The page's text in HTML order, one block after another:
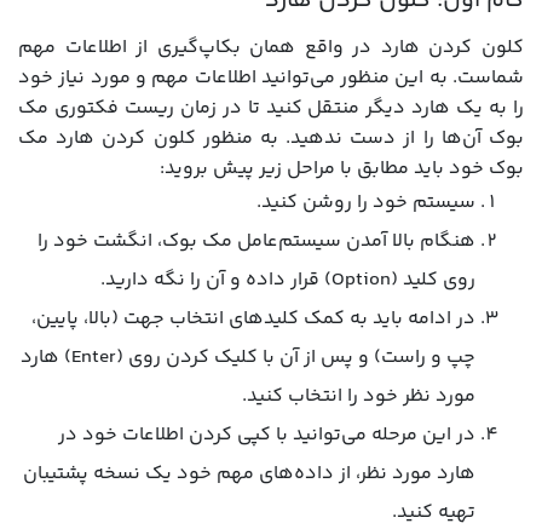
کلون کردن هارد در واقع همان بکاپ‌گیری از اطلاعات مهم
شماست. به این منظور می‌توانید اطلاعات مهم و مورد نیاز خود
را به یک هارد دیگر منتقل کنید تا در زمان ریست فکتوری مک
بوک آن‌ها را از دست ندهید. به منظور کلون کردن هارد مک
بوک خود باید مطابق با مراحل زیر پیش بروید:
سیستم خود را روشن کنید.
هنگام بالا آمدن سیستم‌عامل مک بوک، انگشت خود را
روی کلید (Option) قرار داده و آن را نگه دارید.
در ادامه باید به کمک کلیدهای انتخاب جهت (بالا، پایین،
چپ و راست) و پس از آن با کلیک کردن روی (Enter) هارد
مورد نظر خود را انتخاب کنید.
در این مرحله می‌توانید با کپی کردن اطلاعات خود در
هارد مورد نظر، از داده‌های مهم خود یک نسخه پشتیبان
تهیه کنید.